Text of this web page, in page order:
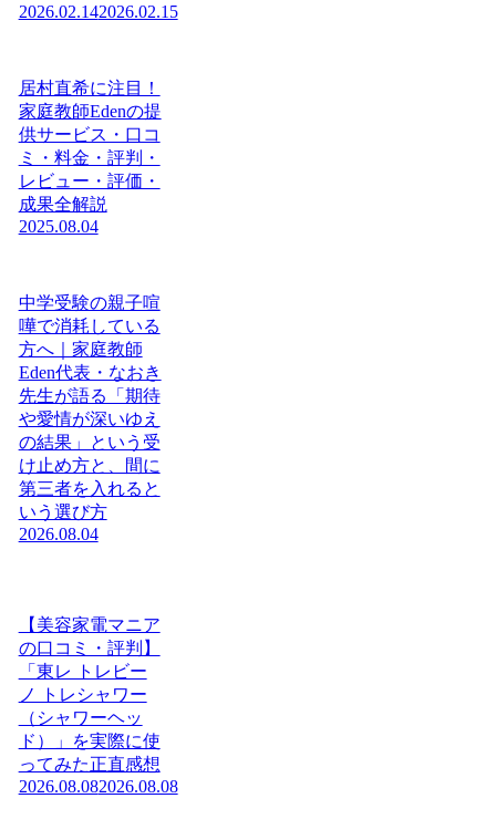
2026.02.142026.02.15
居村直希に注目！
家庭教師Edenの提
供サービス・口コ
ミ・料金・評判・
レビュー・評価・
成果全解説
2025.08.04
中学受験の親子喧
嘩で消耗している
方へ｜家庭教師
Eden代表・なおき
先生が語る「期待
や愛情が深いゆえ
の結果」という受
け止め方と、間に
第三者を入れると
いう選び方
2026.08.04
【美容家電マニア
の口コミ・評判】
「東レ トレビー
ノ トレシャワー
（シャワーヘッ
ド）」を実際に使
ってみた正直感想
2026.08.082026.08.08